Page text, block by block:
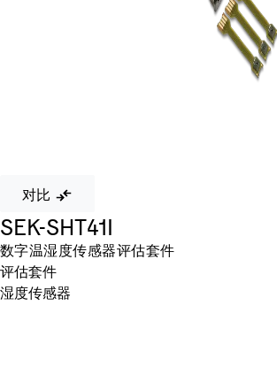
对比
SEK-SHT41I
数字温湿度传感器评估套件
评估套件
湿度传感器